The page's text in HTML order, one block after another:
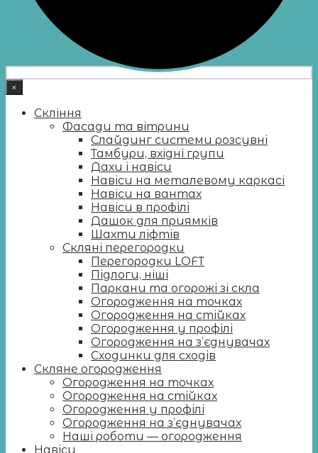
×
Скління
Фасади та вітрини
Слайдинг системи розсувні
Тамбури, вхідні групи
Дахи і навіси
Навіси на металевому каркасі
Навіси на вантах
Навіси в профілі
Дашок для приямків
Шахти ліфтів
Скляні перегородки
Перегородки LOFT
Підлоги, ніші
Паркани та огорожі зі скла
Огородження на точках
Огородження на стійках
Огородження у профілі
Огородження на з’єднувачах
Сходинки для сходів
Скляне огородження
Огородження на точках
Огородження на стійках
Огородження у профілі
Огородження на з’єднувачах
Наші роботи — огородження
Навіси